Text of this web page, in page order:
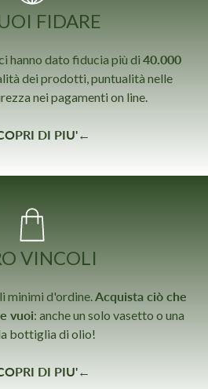
FIDARE
hanno dato fiducia più di 40.000
dei prodotti, puntualità nelle
nei pagamenti on line.
DI PIU'←
VINCOLI
minimi d'ordine.Acquista ciò che
vuoi: anche un solo vasetto o una
bottiglia di olio!
DI PIU'←